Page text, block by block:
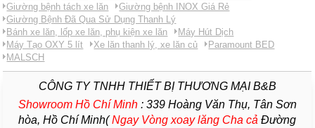
Giường bệnh tách xe lăn
Giường bệnh INOX Giá Rẻ
Giường Bệnh Đã Qua Sử Dụng Thanh Lý
Bánh xe lăn, lốp xe lăn, phụ kiện xe lăn
Máy Hút Dịch
Máy Tạo OXY 5 lít
Xe lăn thanh lý, xe lăn củ
Paramount BED
MALSCH
CÔNG TY TNHH THIẾT BỊ THƯƠNG MẠI B&B
Showroom Hồ Chí Minh:339 Hoàng Văn Thụ, Tân Sơn
hòa, Hồ Chí Minh(Ngay Vòng xoay lăng Cha cả Đường